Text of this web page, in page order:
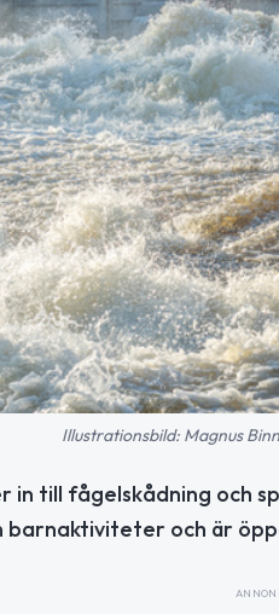
Illustrationsbild: Magnus
in till fågelskådning och
barnaktiviteter och är